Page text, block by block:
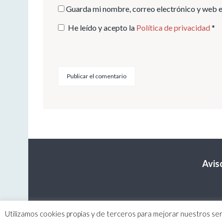
Guarda mi nombre, correo electrónico y web
He leído y acepto la Política de privacidad*
Utilizamos cookies propias y de terceros para mejorar nuestros